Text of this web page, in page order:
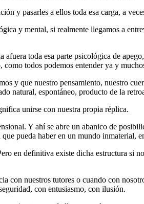
y pasarles a ellos toda esa carga, a
y mental, si realmente llegamos a
toda esa parte psicológica de
todos podemos entender ya y
y que nuestro pensamiento, nuestro
natural, espontáneo, producto de la
unirse con nuestra propia réplica.
Y ahí se abre un abanico de
pueda haber en un mundo inmaterial,
en definitiva existe dicha estructura si
con nuestros tutores o cuando con
con entusiasmo, con ilusión.